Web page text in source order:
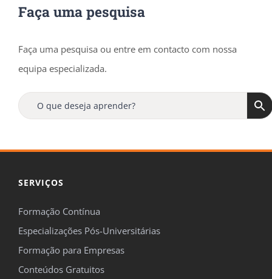
Faça uma pesquisa
Faça uma pesquisa ou entre em contacto com nossa
equipa especializada.
SERVIÇOS
Formação Contínua
Especializações Pós-Universitárias
Formação para Empresas
Conteúdos Gratuitos